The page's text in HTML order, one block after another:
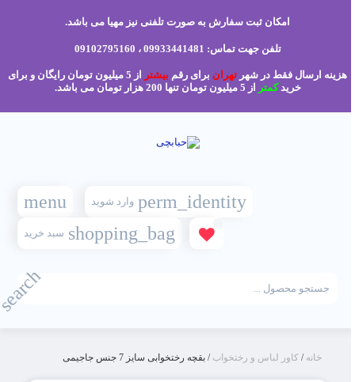
امکان ثبت سفارش به صورت تلفنی نیز مهیا می باشد.
تلفن جهت تماس: 09933441481 ، 09102795160
هزینه ارسال فقط در شهر تهرانبرای رقمبیشتر
از 5 میلیون تومان رایگان و برای
خریدکمتر از 5 میلیون تومان تنها 200 هزار تومان می باشد.
menu وارد شوید perm_identity
سبد خرید shopping_bag
search
خانه/کاور لباس و رختخواب/ بقچه رختخوابی سایز 7 جنس جاجیمی